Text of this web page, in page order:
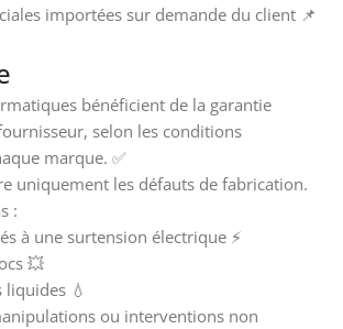
importées sur demande du client 📌
bénéficient de la garantie
selon les conditions
marque. ✅
uniquement les défauts de fabrication.
:
à une surtension électrique ⚡
💥
liquides 💧
ou interventions non